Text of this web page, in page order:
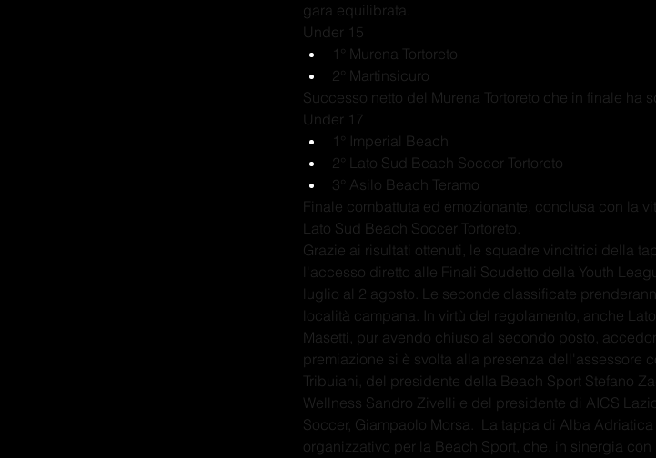
gara equilibrata.
Under 15
1° Murena Tortoreto
2° Martinsicuro
Successo netto del Murena Tortoreto che in finale ha
Under 17
1° Imperial Beach
2° Lato Sud Beach Soccer Tortoreto
3° Asilo Beach Teramo
Finale combattuta ed emozionante, conclusa con la
Lato Sud Beach Soccer Tortoreto.
Grazie ai risultati ottenuti, le squadre vincitrici della
l'accesso diretto alle Finali Scudetto della Youth
luglio al 2 agosto. Le seconde classificate
località campana. In virtù del regolamento, anche
Masetti, pur avendo chiuso al secondo posto,
premiazione si è svolta alla presenza dell'assessore
Tribuiani, del presidente della Beach Sport Stefano
Wellness Sandro Zivelli e del presidente di AICS
Soccer, Giampaolo Morsa.  La tappa di Alba
organizzativo per la Beach Sport, che, in sinergia